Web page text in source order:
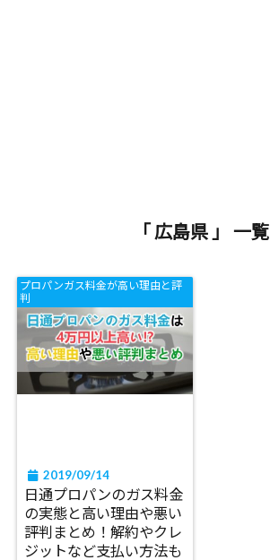
「 広島県 」 一覧
プロパンガス料金が高い理由と評
判
2019/09/14
日通プロパンのガス料金
の実態と高い理由や悪い
評判まとめ！解約やクレ
ジットなど支払い方法も